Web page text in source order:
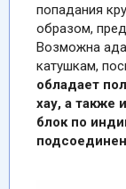
попадания
образом,
Возможна
катушкам,
обладает
хау, а также
блок по